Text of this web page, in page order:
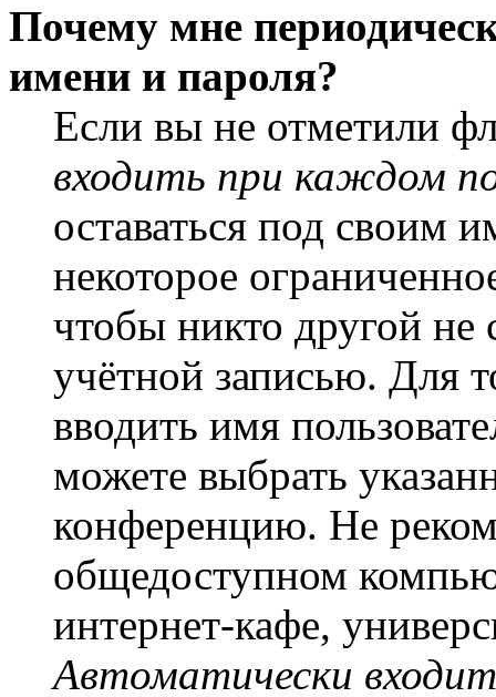
Почему мне
имени и пароля?
Если вы не отметили
входить при каждом
оставаться под своим
некоторое
чтобы никто другой не
учётной записью. Для
вводить имя
можете выбрать
конференцию. Не
общедоступном
интернет-кафе,
Автоматически